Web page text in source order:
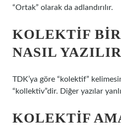
“Ortak” olarak da adlandırılır.
KOLEKTIF
NASIL
TDK’ya göre “kolektif”
“kollektiv”dir. Diğer yazılar
KOLEKTIF